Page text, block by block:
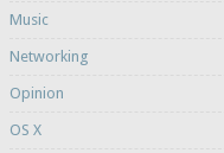
Music
Networking
Opinion
OS X